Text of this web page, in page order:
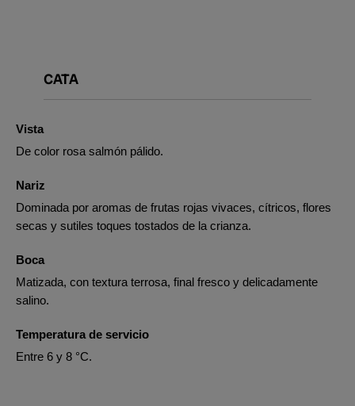
CATA
Vista
De color rosa salmón pálido.
Nariz
Dominada por aromas de frutas rojas vivaces, cítricos, flores
secas y sutiles toques tostados de la crianza.
Boca
Matizada, con textura terrosa, final fresco y delicadamente
salino.
Temperatura de servicio
Entre 6 y 8 °C.